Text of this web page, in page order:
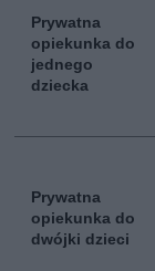
Prywatna
opiekunka do
jednego
dziecka
Prywatna
opiekunka do
dwójki dzieci